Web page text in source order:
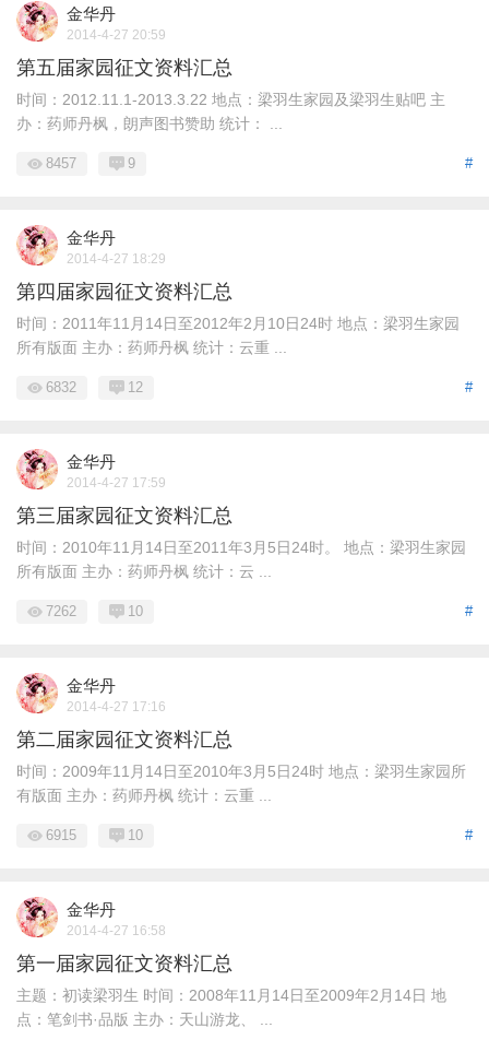
金华丹
2014-4-27 20:59
第五届家园征文资料汇总
时间：2012.11.1-2013.3.22 地点：梁羽生家园及梁羽生贴吧 主
办：药师丹枫，朗声图书赞助 统计： ...
#
8457 9
金华丹
2014-4-27 18:29
第四届家园征文资料汇总
时间：2011年11月14日至2012年2月10日24时 地点：梁羽生家园
所有版面 主办：药师丹枫 统计：云重 ...
#
6832 12
金华丹
2014-4-27 17:59
第三届家园征文资料汇总
时间：2010年11月14日至2011年3月5日24时。 地点：梁羽生家园
所有版面 主办：药师丹枫 统计：云 ...
#
7262 10
金华丹
2014-4-27 17:16
第二届家园征文资料汇总
时间：2009年11月14日至2010年3月5日24时 地点：梁羽生家园所
有版面 主办：药师丹枫 统计：云重 ...
#
6915 10
金华丹
2014-4-27 16:58
第一届家园征文资料汇总
主题：初读梁羽生 时间：2008年11月14日至2009年2月14日 地
点：笔剑书·品版 主办：天山游龙、 ...